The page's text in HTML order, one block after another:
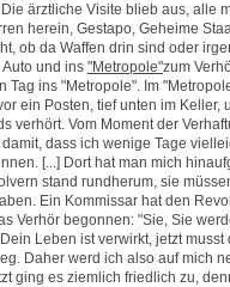
ärztliche Visite blieb aus, alle
herein, Gestapo, Geheime
ob da Waffen drin sind oder
und ins "Metropole"zum
Tag ins "Metropole". Im
ein Posten, tief unten im Keller,
verhört. Vom Moment der
dass ich wenige Tage
[...] Dort hat man mich
stand rundherum, sie
Ein Kommissar hat den
Verhör begonnen: "Sie, Sie
Leben ist verwirkt, jetzt
Daher werd ich also auf mich
ging es ziemlich friedlich zu,